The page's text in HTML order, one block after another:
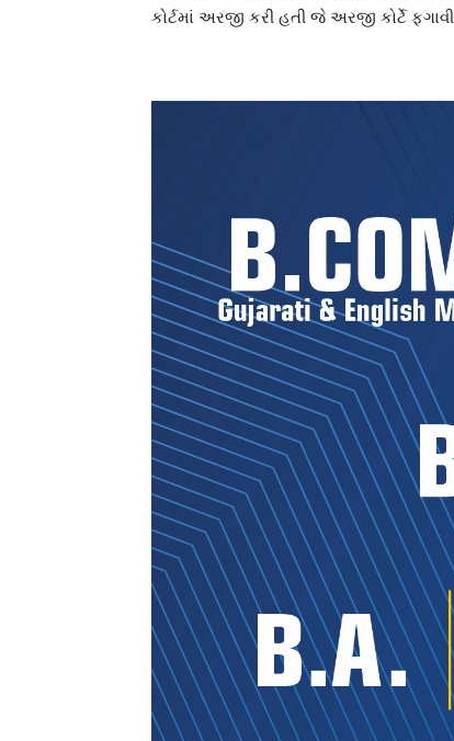
કોર્ટમાં અરજી કરી હતી જે અરજી કોર્ટે